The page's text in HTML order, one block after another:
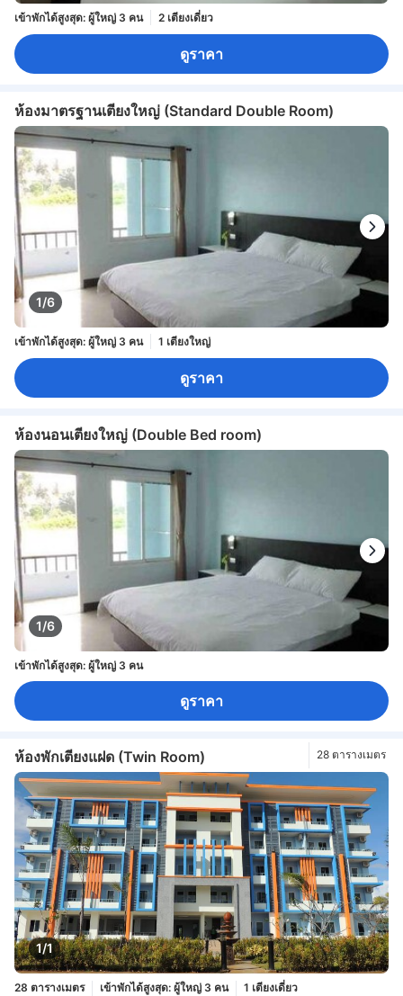
เข้าพักได้สูงสุด: ผู้ใหญ่ 3 คน 2 เตียงเดี่ยว
ดูราคา
ห้องมาตรฐานเตียงใหญ่ (Standard Double Room)
1/6
เข้าพักได้สูงสุด: ผู้ใหญ่ 3 คน 1 เตียงใหญ่
ดูราคา
ห้องนอนเตียงใหญ่ (Double Bed room)
1/6
เข้าพักได้สูงสุด: ผู้ใหญ่ 3 คน
ดูราคา
ห้องพักเตียงแฝด (Twin Room) 28 ตารางเมตร
1/1
28 ตารางเมตร เข้าพักได้สูงสุด: ผู้ใหญ่ 3 คน
1 เตียงเดี่ยว